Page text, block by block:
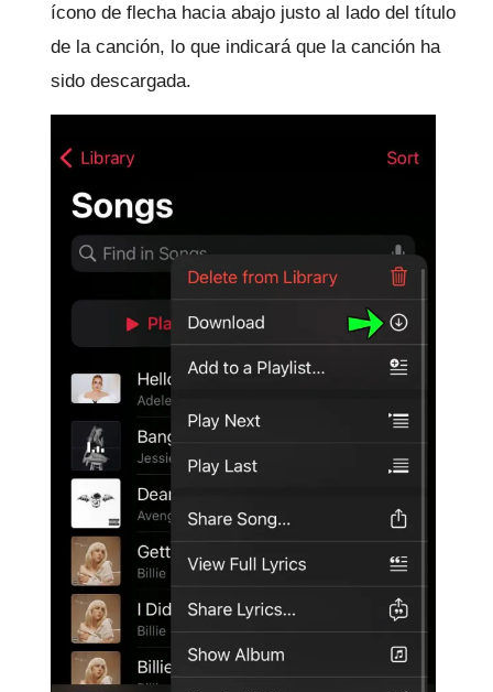
ícono de flecha hacia abajo justo al lado del título
de la canción, lo que indicará que la canción ha
sido descargada.